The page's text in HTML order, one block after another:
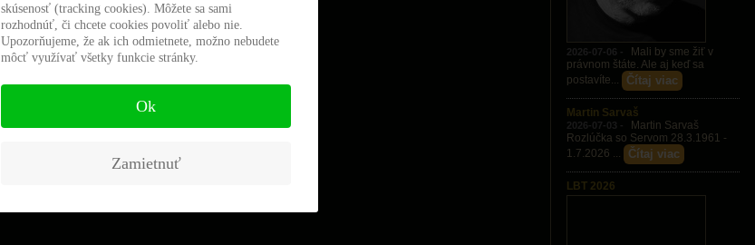
2026-07-06 -
Mali by sme žiť v
právnom štáte. Ale aj keď sa
postavíte...
Čítaj viac
Martin Sarvaš
2026-07-03 -
Martin Sarvaš
Rozlúčka so Servom 28.3.1961 -
1.7.2026 ...
Čítaj viac
LBT 2026
skúsenosť (tracking cookies). Môžete sa sami
rozhodnúť, či chcete cookies povoliť alebo nie.
Upozorňujeme, že ak ich odmietnete, možno nebudete
môcť využívať všetky funkcie stránky.
Ok
Zamietnuť